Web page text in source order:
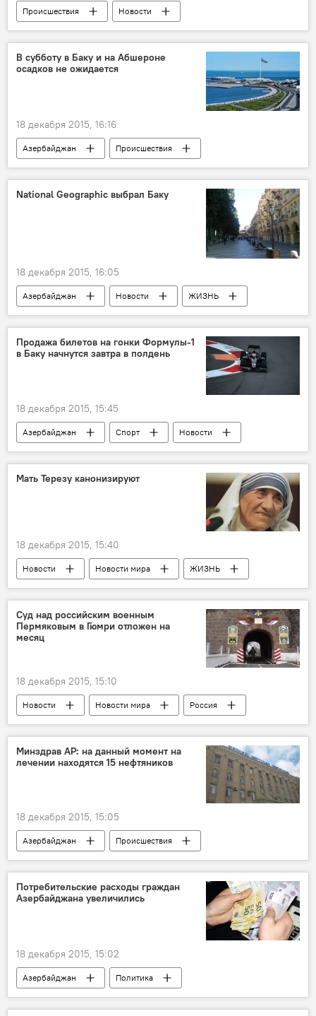
Происшествия
Новости
Новости мира
ЖИЗНЬ
В субботу в Баку и на Абшероне
осадков не ожидается
18 декабря 2015, 16:16
Азербайджан
Происшествия
Новости
ЖИЗНЬ
National Geographic выбрал Баку
18 декабря 2015, 16:05
Азербайджан Новости ЖИЗНЬ
Продажа билетов на гонки Формулы-1
в Баку начнутся завтра в полдень
18 декабря 2015, 15:45
Азербайджан Спорт
Новости
ЖИЗНЬ
Баку готовится к проведению Формулы 1
Мать Терезу канонизируют
18 декабря 2015, 15:40
Новости Новости мира ЖИЗНЬ
Суд над российским военным
Пермяковым в Гюмри отложен на
месяц
18 декабря 2015, 15:10
Новости Новости мира
Россия
ЖИЗНЬ
Минздрав АР: на данный момент на
лечении находятся 15 нефтяников
18 декабря 2015, 15:05
Азербайджан
Происшествия
Новости
Здоровье
ЖИЗНЬ
Последствия трагедии на "Гюнешли"
Потребительские расходы граждан
Азербайджана увеличились
18 декабря 2015, 15:02
Азербайджан
Политика
Экономика
Новости ЖИЗНЬ